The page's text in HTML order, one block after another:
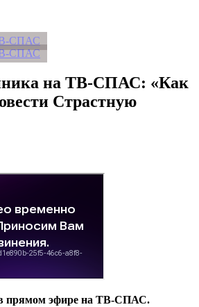
СПАС
СПАС
на ТВ-СПАС: «Как
Cтрастную
прямом эфире на ТВ-СПАС.